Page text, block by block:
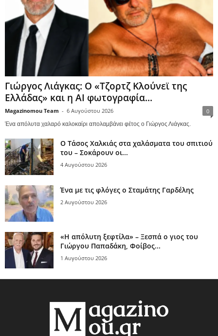
Γιώργος Λιάγκας: Ο «Τζορτζ Κλούνεϊ της
Ελλάδας» και η AI φωτογραφία...
Magazinomou Team - 6 Αυγούστου 2026 0
Ένα απόλυτα χαλαρό καλοκαίρι απολαμβάνει φέτος ο Γιώργος Λιάγκας.
Ο Τάσος Χαλκιάς στα χαλάσματα του σπιτιού
του – Σοκάρουν οι...
4 Αυγούστου 2026
Ένα με τις φλόγες ο Σταμάτης Γαρδέλης
2 Αυγούστου 2026
«Η απόλυτη ξεφτίλα» – Ξεσπά ο γιος του
Γιώργου Παπαδάκη, Φοίβος...
1 Αυγούστου 2026